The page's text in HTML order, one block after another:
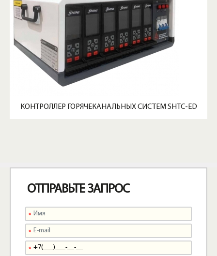
КОНТРОЛЛЕР ГОРЯЧЕКАНАЛЬНЫХ СИСТЕМ SHTC-ED
ОТПРАВЬТЕ ЗАПРОС